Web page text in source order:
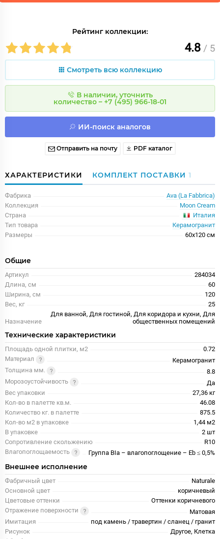
Рейтинг коллекции:
4.8 / 5
Смотреть всю коллекцию
В наличии, уточнить
количество – +7 (495) 966-18-01
ИИ-поиск аналогов
Отправить на почту PDF каталог
ХАРАКТЕРИСТИКИ КОМПЛЕКТ ПОСТАВКИ 1
Фабрика
Ava (La Fabbrica)
Коллекция
Moon Cream
Страна
Италия
Тип товара
Керамогранит
Размеры
60x120 см
Общие
Артикул
284034
Длина, см
60
Ширина, см
120
Вес, кг
25
Назначение
Для ванной, Для гостиной, Для коридора и кухни, Для
общественных помещений
Технические характеристики
Площадь одной плитки, м2
0.72
Материал
Керамогранит
Толщина мм.
8.8
Морозоустойчивость
Да
Вес упаковки
27,36 кг
Кол-во в палетте кв.м.
46.08
Количество кг. в палетте
875.5
Кол-во м2 в упаковке
1,44 м2
В упаковке
2 шт
Сопротивление скольжению
R10
Влагопоглощаемость
Группа BIa – влагопоглощение – Eb ≤ 0,5%
Внешнее исполнение
Фабричный цвет
Naturale
Основной цвет
коричневый
Цветовые оттенки
Оттенки коричневого
Отражение поверхности
Матовая
Имитация
под камень / травертин / сланец / гранит
Рисунок
Другое, Клетка